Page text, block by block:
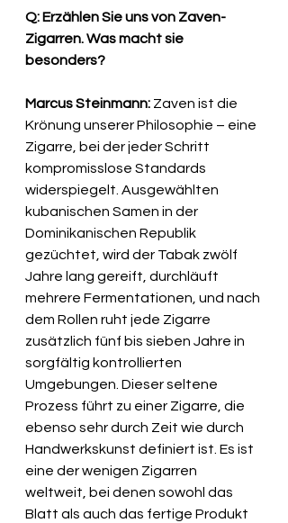
Q: Erzählen Sie uns von Zaven-
Zigarren. Was macht sie
besonders?
Marcus Steinmann: Zaven ist die
Krönung unserer Philosophie – eine
Zigarre, bei der jeder Schritt
kompromisslose Standards
widerspiegelt. Ausgewählten
kubanischen Samen in der
Dominikanischen Republik
gezüchtet, wird der Tabak zwölf
Jahre lang gereift, durchläuft
mehrere Fermentationen, und nach
dem Rollen ruht jede Zigarre
zusätzlich fünf bis sieben Jahre in
sorgfältig kontrollierten
Umgebungen. Dieser seltene
Prozess führt zu einer Zigarre, die
ebenso sehr durch Zeit wie durch
Handwerkskunst definiert ist. Es ist
eine der wenigen Zigarren
weltweit, bei denen sowohl das
Blatt als auch das fertige Produkt